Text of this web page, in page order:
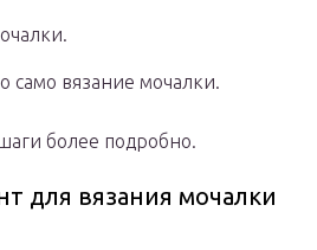
само вязание мочалки.
более подробно.
для вязания мочалки